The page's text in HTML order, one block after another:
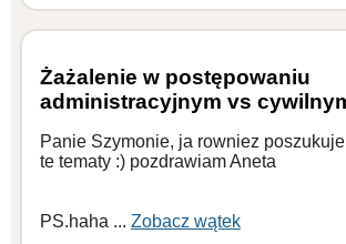
Żażalenie w postępowaniu
administracyjnym vs
Panie Szymonie, ja rowniez
te tematy :) pozdrawiam Aneta
PS.haha ... Zobacz wątek